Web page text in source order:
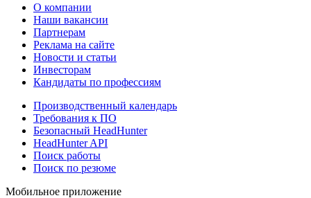
О компании
Наши вакансии
Партнерам
Реклама на сайте
Новости и статьи
Инвесторам
Кандидаты по профессиям
Производственный календарь
Требования к ПО
Безопасный HeadHunter
HeadHunter API
Поиск работы
Поиск по резюме
Мобильное приложение